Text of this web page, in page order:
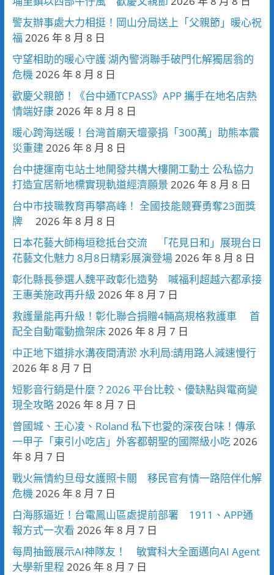
警友辦事處大力相挺！岡山分局送上「父親節」暖心祝
福 2026 年 8 月 8 日
守望相助的暖心守護 湖內警消聯手破門化解獨居翁的
危機2026 年 8 月 8 日
歡慶父親節！《台中通TCPASS》APP 攜手在地名店熱
情端好康2026 年 8 月 8 日
暖心跨海送暖！台灣首廟天壇豪捐「300萬」助熊本震
災重建 2026 年 8 月 8 日
台中捷運南屯站土地開發共構大樓開工動土 公私協力
打造宜居新地標實現軌道經濟願景 2026 年 8 月 8 日
台中市技職教育再攀高峰！ 全國技能競賽勇奪23面獎
牌
2026 年 8 月 8 日
日本花藝大師梅垣稔抵台交流 「花見日和」展現台日
花藝文化魅力 8月8日精彩展演登場2026 年 8 月 8 日
彰化縣長參選人魏平政彰化造勢 喊福利超越六都承接
王惠美施政再升級 2026 年 8 月 7 日
救護量能再升級！彰化聯合捐贈4輛高規格救護車 首
配全自動電動擔架床2026 年 8 月 7 日
中正地下道排水溝夜間清淤 水利局:請用路人減速慢行
2026 年 8 月 7 日
短影音行銷是什麼？2026 平台比較、優缺點與電商變
現全攻略2026 年 8 月 7 日
曾國城、王心凌、Roland 私下也愛的深夜台味！傳承
一甲子「東引小吃店」外客都朝聖的國際級小吃2026
年 8 月 7 日
戰火無情約旦母女護照卡關 移民官有情一路陪伴化解
危機2026 年 8 月 7 日
白海豚逼近！台電鳳山區處提前部署 1911、APP通
報方式一次看 2026 年 8 月 7 日
每周抽籤展示AI神隊友！ 敏實科大全面邁向AI Agent
大學新里程 2026 年 8 月 7 日